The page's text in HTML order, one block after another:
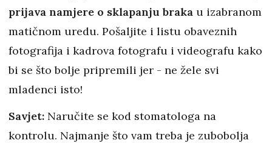
prijava namjere o sklapanju braka u izabranom
matičnom uredu. Pošaljite i listu obaveznih
fotografija i kadrova fotografu i videografu kako
bi se što bolje pripremili jer - ne žele svi
mladenci isto!
Savjet: Naručite se kod stomatologa na
kontrolu. Najmanje što vam treba je zubobolja